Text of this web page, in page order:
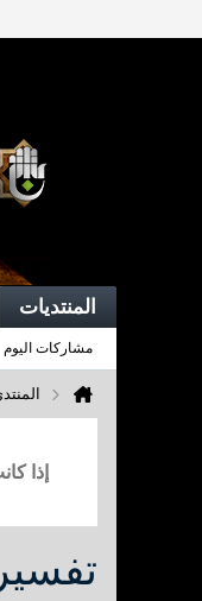
المنتديات
مشاركات اليوم
إذا